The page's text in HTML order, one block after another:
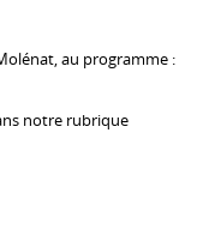
, au programme :
notre rubrique